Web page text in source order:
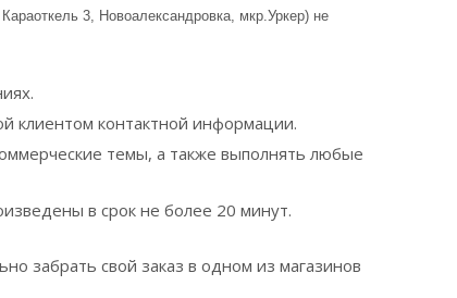
3, Новоалександровка, мкр.Уркер) не
клиентом контактной информации.
темы, а также выполнять любые
в срок не более 20 минут.
забрать свой заказ в одном из магазинов